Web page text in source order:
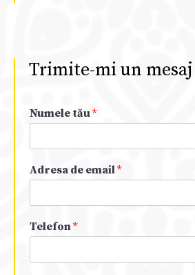
Trimite-mi un mesaj
Numele tău*
Adresa de email*
Telefon*